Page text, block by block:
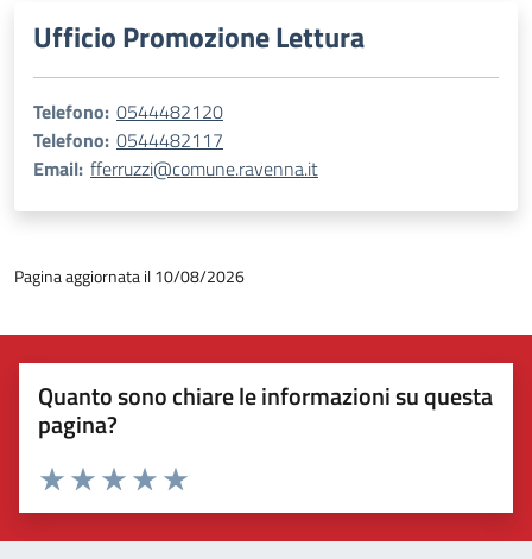
Ufficio Promozione Lettura
Telefono: 0544482120
Telefono: 0544482117
Email: fferruzzi@comune.ravenna.it
Pagina aggiornata il 10/08/2026
Quanto sono chiare le informazioni su questa
pagina?
Valuta 5 stelle su 5
Valuta 4 stelle su 5
Valuta 3 stelle su 5
Valuta 2 stelle su 5
Valuta 1 stelle su 5